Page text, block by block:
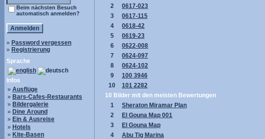
Beim nächsten Besuch
automatisch anmelden?
» Password vergessen
» Registrierung
Sprache
Infos
» Ausflüge
» Bars-Cafes-Restaurants
» Bildergalerie
» Dine Around
» Ein & Ausreise
» Hotels
» Kite-Basen
2
0617-023
3
0617-115
4
0618-42
5
0619-23
6
0622-008
7
0624-097
8
0624-102
9
100 3946
10
101 2282
10 Bilder mit den meisten Bewertungen
1
Sheraton Miramar Plan
2
El Gouna Map 001
3
El Gouna Map
4
Abu Tig Marina